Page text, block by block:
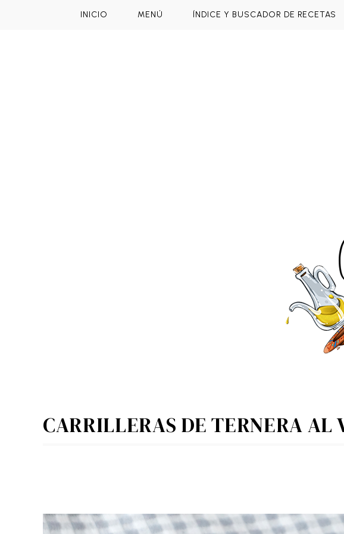
INICIO MENÚ ÍNDICE Y BUSCADOR DE RECETAS
CARRILLERAS DE TERNERA AL